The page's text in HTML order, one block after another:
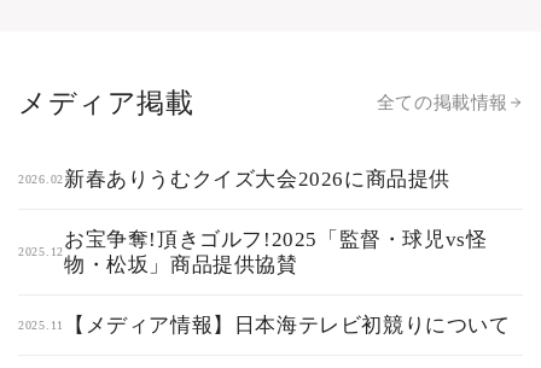
メディア掲載 全ての掲載情報
2026.02新春ありうむクイズ大会2026に商品提供
2025.12
お宝争奪!頂きゴルフ!2025「監督・球児vs怪
物・松坂」商品提供協賛
2025.11 【メディア情報】日本海テレビ初競りについて